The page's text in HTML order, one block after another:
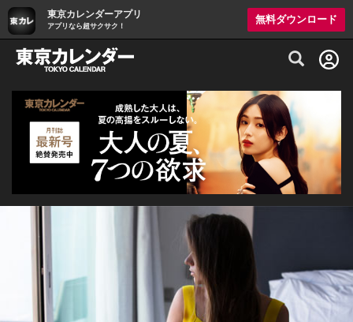
東京カレンダーアプリ
アプリなら超サクサク！
無料ダウンロード
グルメ情報・プレミアムレストラン予約